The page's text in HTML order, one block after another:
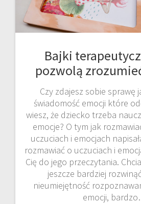
Bajki
pozwolą
Czy zdajesz sobie sprawę
świadomość emocji które
wiesz, że dziecko trzeba
emocje? O tym jak
uczuciach i emocjach
rozmawiać o uczuciach i
Cię do jego przeczytania.
jeszcze bardziej
nieumiejętność
emocji,